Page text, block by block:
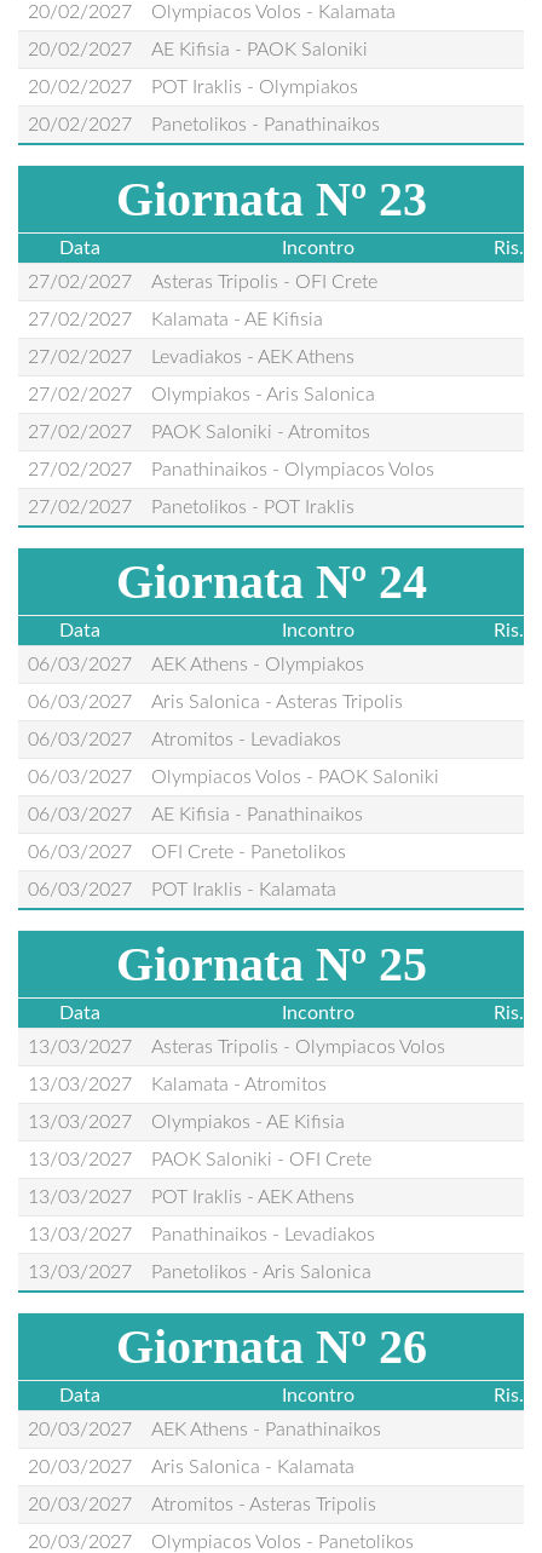
20/02/2027
Olympiacos Volos - Kalamata
20/02/2027
AE Kifisia - PAOK Saloniki
20/02/2027
POT Iraklis - Olympiakos
20/02/2027
Panetolikos - Panathinaikos
Giornata Nº 23
Data Incontro
Ris.
27/02/2027
Asteras Tripolis - OFI Crete
27/02/2027
Kalamata - AE Kifisia
27/02/2027
Levadiakos - AEK Athens
27/02/2027
Olympiakos - Aris Salonica
27/02/2027
PAOK Saloniki - Atromitos
27/02/2027
Panathinaikos - Olympiacos Volos
27/02/2027
Panetolikos - POT Iraklis
Giornata Nº 24
Data Incontro
Ris.
06/03/2027
AEK Athens - Olympiakos
06/03/2027
Aris Salonica - Asteras Tripolis
06/03/2027
Atromitos - Levadiakos
06/03/2027
Olympiacos Volos - PAOK Saloniki
06/03/2027
AE Kifisia - Panathinaikos
06/03/2027
OFI Crete - Panetolikos
06/03/2027
POT Iraklis - Kalamata
Giornata Nº 25
Data Incontro
Ris.
13/03/2027
Asteras Tripolis - Olympiacos Volos
13/03/2027
Kalamata - Atromitos
13/03/2027
Olympiakos - AE Kifisia
13/03/2027
PAOK Saloniki - OFI Crete
13/03/2027
POT Iraklis - AEK Athens
13/03/2027
Panathinaikos - Levadiakos
13/03/2027
Panetolikos - Aris Salonica
Giornata Nº 26
Data Incontro
Ris.
20/03/2027
AEK Athens - Panathinaikos
20/03/2027
Aris Salonica - Kalamata
20/03/2027
Atromitos - Asteras Tripolis
20/03/2027
Olympiacos Volos - Panetolikos